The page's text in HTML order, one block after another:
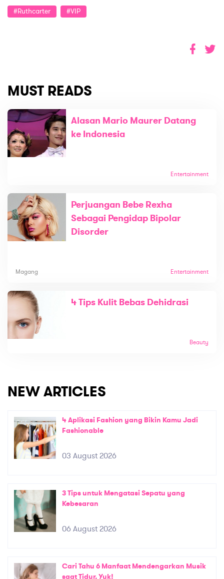
#ruthcarter #VIP
MUST READS
Alasan Mario Maurer Datang
ke Indonesia
Entertainment
Perjuangan Bebe Rexha
Sebagai Pengidap Bipolar
Disorder
Magang Entertainment
4 Tips Kulit Bebas Dehidrasi
Beauty
NEW ARTICLES
4 Aplikasi Fashion yang Bikin Kamu Jadi
Fashionable
03 August 2026
3 Tips untuk Mengatasi Sepatu yang
Kebesaran
06 August 2026
Cari Tahu 6 Manfaat Mendengarkan Musik
saat Tidur, Yuk!